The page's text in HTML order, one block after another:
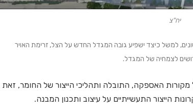
יח"צ
למשל כיצד ישפיע גובה המגדל החדש על הצל, זרימת האויר
לצמחיה של המגדל.
האספקה, התובלה ותהליכי הייצור של החומר, זאת
הייצור התעשייתיים על עיצוב ותכנון המבנה.